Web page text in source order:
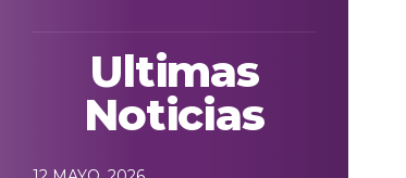
Ultimas
Noticias